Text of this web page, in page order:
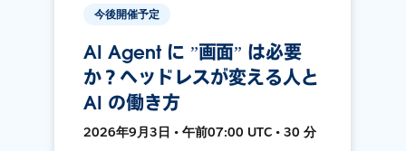
今後開催予定
AI Agent に ”画面” は必要
か？ヘッドレスが変える人と
AI の働き方
2026年9月3日 • 午前07:00 UTC • 30 分